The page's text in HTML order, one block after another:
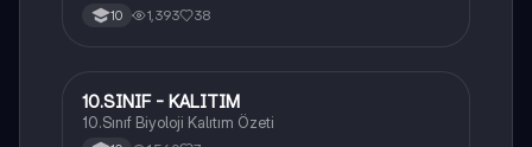
10 1,393 38
Biyoloji
10.SINIF - KALITIM
10.Sınıf Biyoloji Kalıtım Özeti